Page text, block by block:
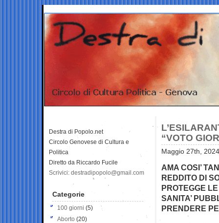
“VOTO
Maggio 27th,
AMA COSI’
REDDITO DI
PROTEGGE
SANITA’
PRENDERE
Destra di Popolo.net
Circolo Genovese di Cultura e
Politica
Diretto da Riccardo Fucile
Scrivici: destradipopolo@gmail.com
Categorie
100 giorni (5)
Aborto (20)